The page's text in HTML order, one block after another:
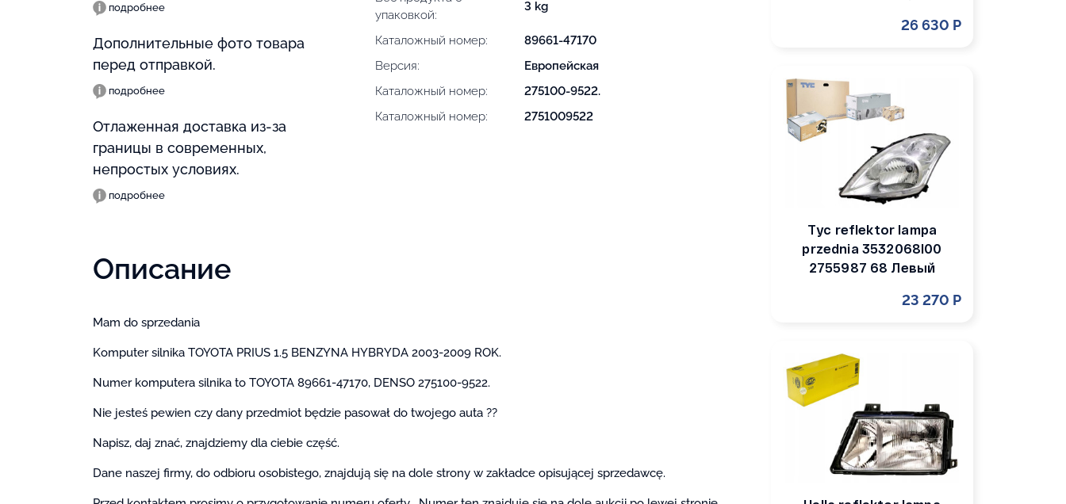
подробнее
Дополнительные фото товара
перед отправкой.
подробнее
Отлаженная доставка из-за
границы в современных,
непростых условиях.
подробнее
упаковкой:
3 kg
Каталожный номер:
89661-47170
Версия:
Европейская
Каталожный номер:
275100-9522.
Каталожный номер:
2751009522
Описание
Mam do sprzedania
Komputer silnika TOYOTA PRIUS 1.5 BENZYNA HYBRYDA 2003-2009 ROK.
Numer komputera silnika to TOYOTA 89661-47170, DENSO 275100-9522.
Nie jesteś pewien czy dany przedmiot będzie pasował do twojego auta ??
Napisz, daj znać, znajdziemy dla ciebie część.
Dane naszej firmy, do odbioru osobistego, znajdują się na dole strony w zakładce opisującej sprzedawcę.
26 630 Р
Tyc reflektor lampa
przednia 3532068l00
2755987 68 Левый
23 270 Р